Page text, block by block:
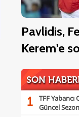
Pavlidis,
Kerem'e
SON
1
TFF
Güncel